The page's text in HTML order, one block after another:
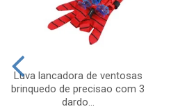
Luva lancadora de ventosas
brinquedo de precisao com 3
dardo...